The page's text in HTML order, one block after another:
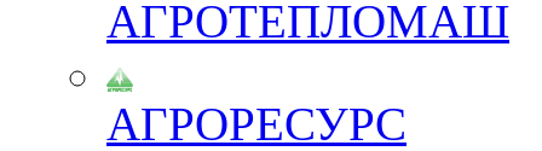
АГРОТЕПЛОМАШ
АГРОРЕСУРС